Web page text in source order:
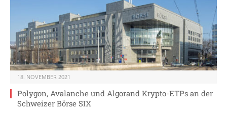
18. NOVEMBER 2021
Polygon, Avalanche und Algorand Krypto-ETPs an der
Schweizer Börse SIX